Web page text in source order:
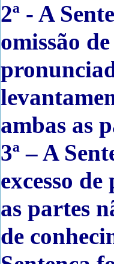
2ª - A
omissão
ambas as
3ª – A
excesso
as partes
de